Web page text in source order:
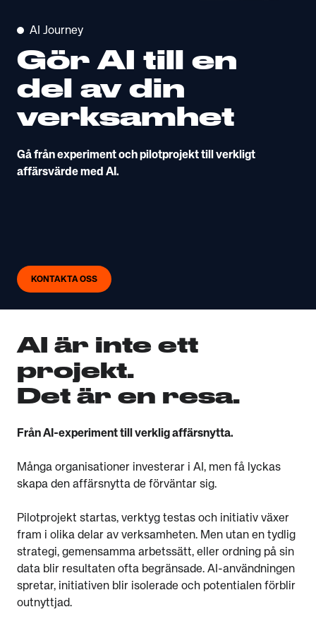
AI Journey
Gör AI till en
del av din
verksamhet
Gå från experiment och pilotprojekt till verkligt
affärsvärde med AI.
KONTAKTA OSS
AI är inte ett
projekt.
Det är en resa.
Från AI-experiment till verklig affärsnytta.
Många organisationer investerar i AI, men få lyckas
skapa den affärsnytta de förväntar sig.
Pilotprojekt startas, verktyg testas och initiativ växer
fram i olika delar av verksamheten. Men utan en tydlig
strategi, gemensamma arbetssätt, eller ordning på sin
data blir resultaten ofta begränsade. AI-användningen
spretar, initiativen blir isolerade och potentialen förblir
outnyttjad.